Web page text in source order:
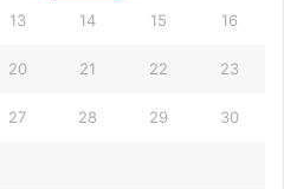
13 14 15 16
20 21 22 23
27 28 29 30